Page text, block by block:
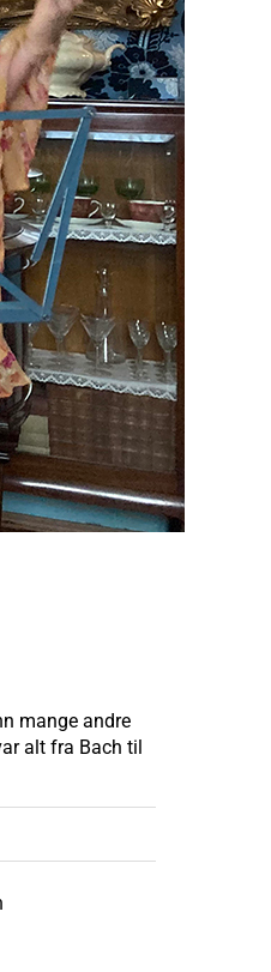
mange andre
alt fra Bach til